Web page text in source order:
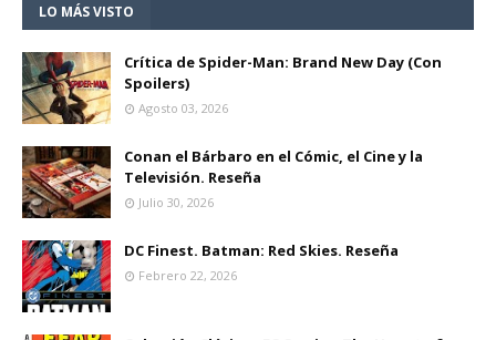
LO MÁS VISTO
Crítica de Spider-Man: Brand New Day (Con
Spoilers)
Agosto 03, 2026
Conan el Bárbaro en el Cómic, el Cine y la
Televisión. Reseña
Julio 30, 2026
DC Finest. Batman: Red Skies. Reseña
Febrero 22, 2026